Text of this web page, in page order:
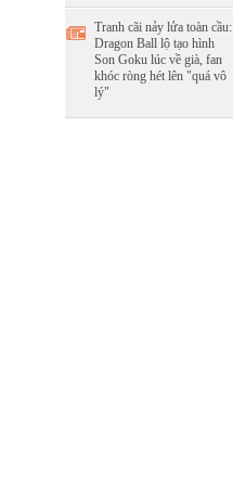
Tranh cãi nảy lửa toàn cầu:
Dragon Ball lộ tạo hình
Son Goku lúc về già, fan
khóc ròng hét lên "quá vô
lý"